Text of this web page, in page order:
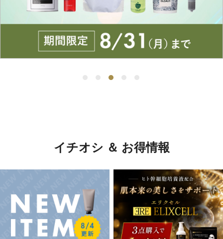
イチオシ ＆ お得情報